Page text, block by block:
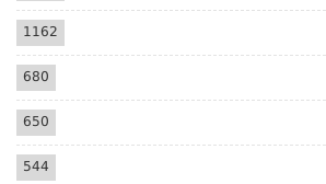
1162
680
650
544